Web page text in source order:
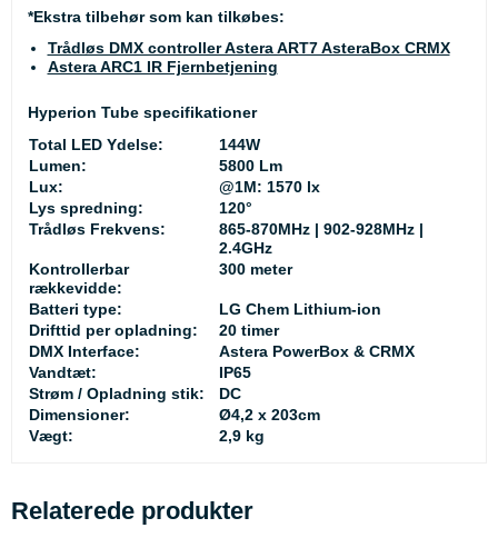
*Ekstra tilbehør som kan tilkøbes:
Trådløs DMX controller Astera ART7 AsteraBox CRMX
Astera ARC1 IR Fjernbetjening
Hyperion Tube specifikationer
Total LED Ydelse:
144W
Lumen:
5800 Lm
Lux:
@1M: 1570 lx
Lys spredning:
120°
Trådløs Frekvens:
865-870MHz | 902-928MHz |
2.4GHz
Kontrollerbar
rækkevidde:
300 meter
Batteri type:
LG Chem Lithium-ion
Drifttid per opladning:
20 timer
DMX Interface:
Astera PowerBox & CRMX
Vandtæt:
IP65
Strøm / Opladning stik:
DC
Dimensioner:
Ø4,2 x 203cm
Vægt:
2,9 kg
Relaterede produkter